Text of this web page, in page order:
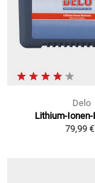
Delo
Lithium-
79,99 €